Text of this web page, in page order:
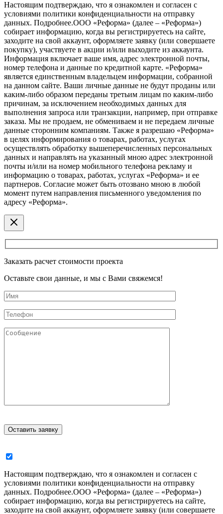
Настоящим подтверждаю, что я ознакомлен и согласен с
условиями политики конфиденциальности на отправку
данных. Подробнее.ООО «Реформа» (далее – «Реформа»)
собирает информацию, когда вы регистрируетесь на сайте,
заходите на свой аккаунт, оформляете заявку (или совершаете
покупку), участвуете в акции и/или выходите из аккаунта.
Информация включает ваше имя, адрес электронной почты,
номер телефона и данные по кредитной карте. «Реформа»
является единственным владельцем информации, собранной
на данном сайте. Ваши личные данные не будут проданы или
каким-либо образом переданы третьим лицам по каким-либо
причинам, за исключением необходимых данных для
выполнения запроса или транзакции, например, при отправке
заказа. Мы не продаем, не обмениваем и не передаем личные
данные сторонним компаниям. Также я разрешаю «Реформа»
в целях информирования о товарах, работах, услугах
осуществлять обработку вышеперечисленных персональных
данных и направлять на указанный мною адрес электронной
почты и/или на номер мобильного телефона рекламу и
информацию о товарах, работах, услугах «Реформа» и ее
партнеров. Согласие может быть отозвано мною в любой
момент путем направления письменного уведомления по
адресу «Реформа».
Заказать расчет стоимости проекта
Оставьте свои данные, и мы с Вами свяжемся!
Настоящим подтверждаю, что я ознакомлен и согласен с
условиями политики конфиденциальности на отправку
данных. Подробнее.ООО «Реформа» (далее – «Реформа»)
собирает информацию, когда вы регистрируетесь на сайте,
заходите на свой аккаунт, оформляете заявку (или совершаете